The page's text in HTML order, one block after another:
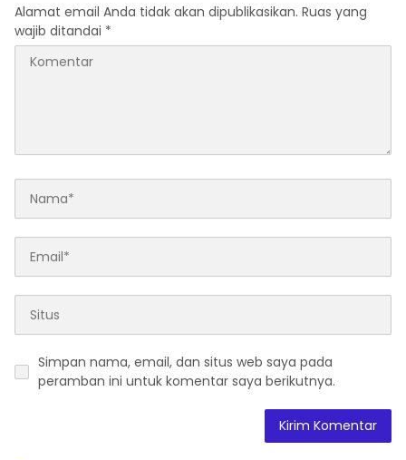
Alamat email Anda tidak akan dipublikasikan. Ruas yang
wajib ditandai *
Simpan nama, email, dan situs web saya pada
peramban ini untuk komentar saya berikutnya.